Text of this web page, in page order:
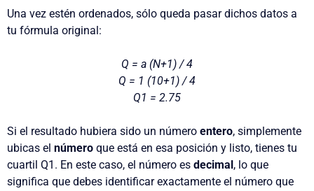
Una vez estén ordenados, sólo queda pasar dichos datos a
tu fórmula original:
Q = a (N+1) / 4
Q = 1 (10+1) / 4
Q1 = 2.75
Si el resultado hubiera sido un número entero, simplemente
ubicas el número que está en esa posición y listo, tienes tu
cuartil Q1. En este caso, el número es decimal , lo que
significa que debes identificar exactamente el número que